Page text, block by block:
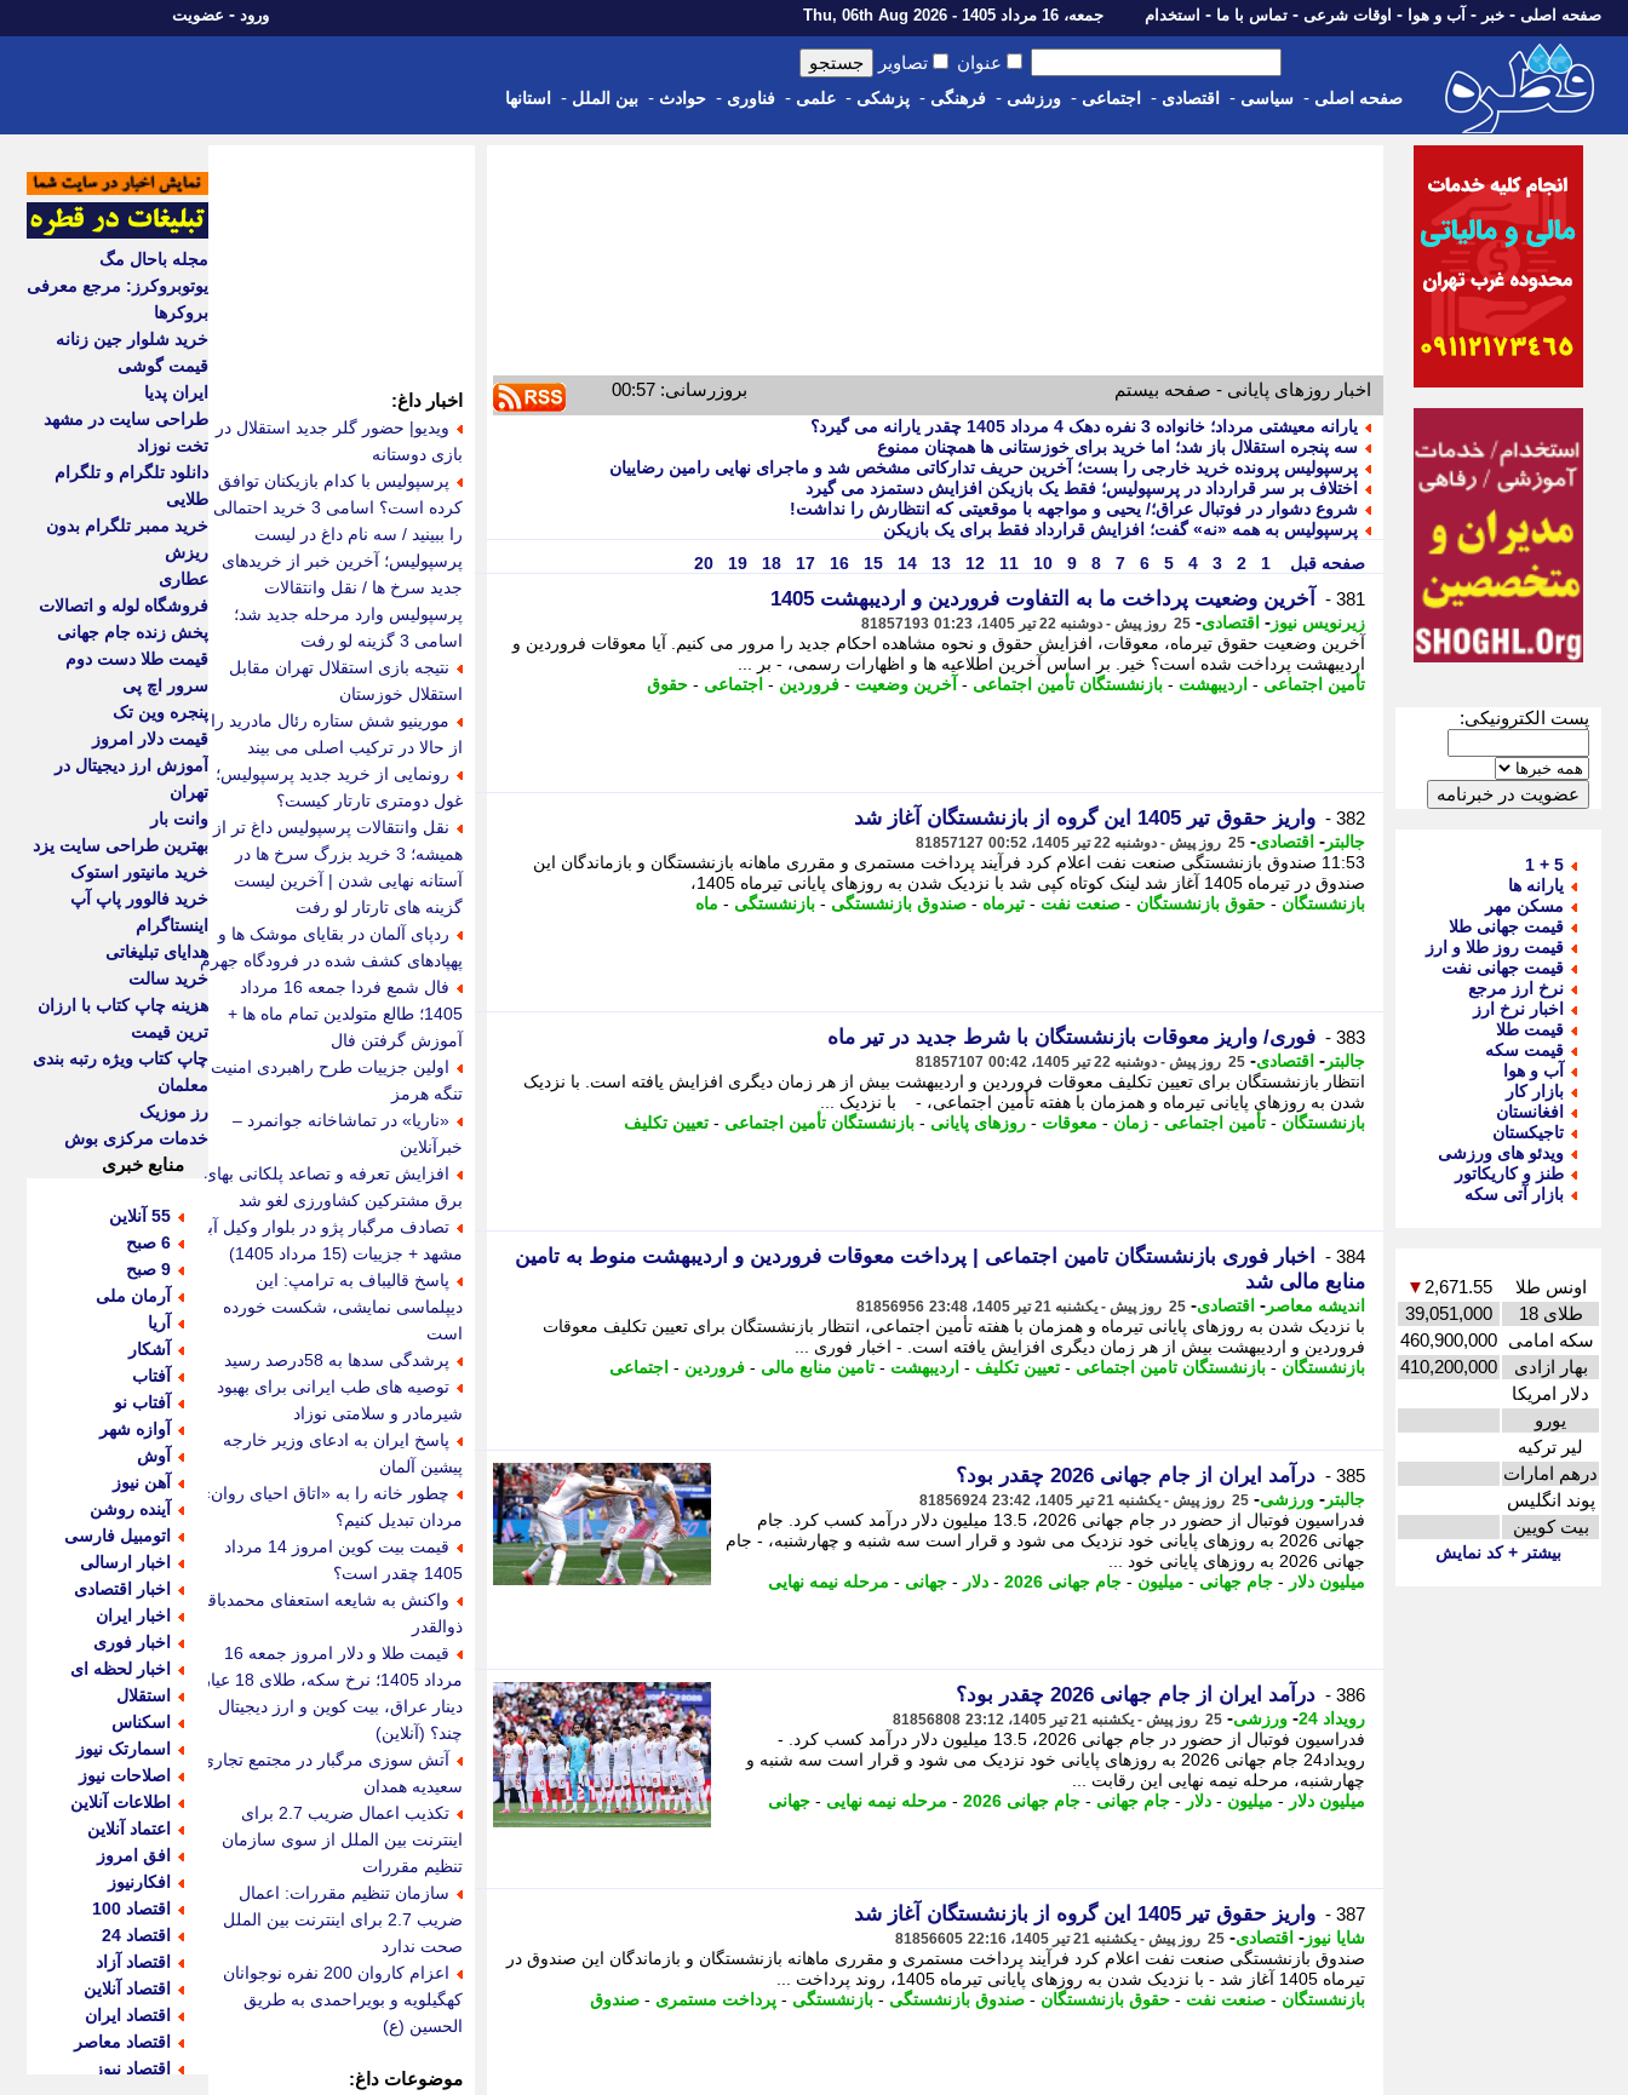
صفحه اصلی - خبر - آب و هوا - اوقات شرعی - تماس با ما - استخدام جمعه، 16 مرداد 1405 - Thu, 06th Aug 2026 ورود - عضویت
عنوان تصاویر
صفحه اصلی - سیاسی - اقتصادی - اجتماعی - ورزشی - فرهنگی - پزشکی - علمی - فناوری - حوادث - بین الملل - استانها
پست الکترونیکی:
5 + 1
یارانه ها
مسکن مهر
قیمت جهانی طلا
قیمت روز طلا و ارز
قیمت جهانی نفت
نرخ ارز مرجع
اخبار نرخ ارز
قیمت طلا
قیمت سکه
آب و هوا
بازار کار
افغانستان
تاجیکستان
ویدئو های ورزشی
طنز و کاریکاتور
بازار آتی سکه
اونس طلا 2,671.55
▼
طلای 18
39,051,000
سکه امامی 460,900,000
بهار ازادی
410,200,000
دلار امریکا
یورو
لیر ترکیه
درهم امارات
پوند انگلیس
بیت کویین
بیشتر + کد نمایش
اخبار روزهای پایانی - صفحه بیستم بروزرسانی: 00:57
یارانه معیشتی مرداد؛ خانواده 3 نفره دهک 4 مرداد 1405 چقدر یارانه می گیرد؟
سه پنجره استقلال باز شد؛ اما خرید برای خوزستانی ها همچنان ممنوع
پرسپولیس پرونده خرید خارجی را بست؛ آخرین حریف تدارکاتی مشخص شد و ماجرای نهایی رامین رضاییان
اختلاف بر سر قرارداد در پرسپولیس؛ فقط یک بازیکن افزایش دستمزد می گیرد
شروع دشوار در فوتبال عراق؛/ یحیی و مواجهه با موقعیتی که انتظارش را نداشت!
پرسپولیس به همه «نه» گفت؛ افزایش قرارداد فقط برای یک بازیکن
صفحه قبل
1
2
3
4
5
6
7
8
9
10
11
12
13
14
15
16
17
18
19
20
381 - آخرین وضعیت پرداخت ما به التفاوت فروردین و اردیبهشت 1405
زیرنویس نیوز - اقتصادی- 25 روز پیش - دوشنبه 22 تیر 1405، 01:23 81857193
آخرین وضعیت حقوق تیرماه، معوقات، افزایش حقوق و نحوه مشاهده احکام جدید را مرور می کنیم. آیا معوقات فروردین و
اردیبهشت پرداخت شده است؟ خیر. بر اساس آخرین اطلاعیه ها و اظهارات رسمی، - بر ...
تأمین اجتماعی - اردیبهشت - بازنشستگان تأمین اجتماعی - آخرین وضعیت - فروردین - اجتماعی - حقوق
382 - واریز حقوق تیر 1405 این گروه از بازنشستگان آغاز شد
جالبتر - اقتصادی- 25 روز پیش - دوشنبه 22 تیر 1405، 00:52 81857127
11:53 صندوق بازنشستگی صنعت نفت اعلام کرد فرآیند پرداخت مستمری و مقرری ماهانه بازنشستگان و بازماندگان این
صندوق در تیرماه 1405 آغاز شد لینک کوتاه کپی شد با نزدیک شدن به روزهای پایانی تیرماه 1405،
بازنشستگان - حقوق بازنشستگان - صنعت نفت - تیرماه - صندوق بازنشستگی - بازنشستگی - ماه
383 - فوری/ واریز معوقات بازنشستگان با شرط جدید در تیر ماه
جالبتر - اقتصادی- 25 روز پیش - دوشنبه 22 تیر 1405، 00:42 81857107
انتظار بازنشستگان برای تعیین تکلیف معوقات فروردین و اردیبهشت بیش از هر زمان دیگری افزایش یافته است. با نزدیک
شدن به روزهای پایانی تیرماه و همزمان با هفته تأمین اجتماعی، - با نزدیک ...
بازنشستگان - تأمین اجتماعی - زمان - معوقات - روزهای پایانی - بازنشستگان تأمین اجتماعی - تعیین تکلیف
384 -
اخبار فوری بازنشستگان تامین اجتماعی | پرداخت معوقات فروردین و اردیبهشت منوط به تامین
منابع مالی شد
اندیشه معاصر - اقتصادی- 25 روز پیش - یکشنبه 21 تیر 1405، 23:48 81856956
با نزدیک شدن به روزهای پایانی تیرماه و همزمان با هفته تأمین اجتماعی، انتظار بازنشستگان برای تعیین تکلیف معوقات
فروردین و اردیبهشت بیش از هر زمان دیگری افزایش یافته است. - اخبار فوری ...
بازنشستگان - بازنشستگان تامین اجتماعی - تعیین تکلیف - اردیبهشت - تامین منابع مالی - فروردین - اجتماعی
385 - درآمد ایران از جام جهانی 2026 چقدر بود؟
جالبتر - ورزشی- 25 روز پیش - یکشنبه 21 تیر 1405، 23:42 81856924
فدراسیون فوتبال از حضور در جام جهانی 2026، 13.5 میلیون دلار درآمد کسب کرد. جام
جهانی 2026 به روزهای پایانی خود نزدیک می شود و قرار است سه شنبه و چهارشنبه، - جام
جهانی 2026 به روزهای پایانی خود ...
میلیون دلار - جام جهانی - میلیون - جام جهانی 2026 - دلار - جهانی - مرحله نیمه نهایی
386 - درآمد ایران از جام جهانی 2026 چقدر بود؟
رویداد 24 - ورزشی- 25 روز پیش - یکشنبه 21 تیر 1405، 23:12 81856808
فدراسیون فوتبال از حضور در جام جهانی 2026، 13.5 میلیون دلار درآمد کسب کرد. -
رویداد24 جام جهانی 2026 به روزهای پایانی خود نزدیک می شود و قرار است سه شنبه و
چهارشنبه، مرحله نیمه نهایی این رقابت ...
میلیون دلار - میلیون - دلار - جام جهانی - جام جهانی 2026 - مرحله نیمه نهایی - جهانی
387 - واریز حقوق تیر 1405 این گروه از بازنشستگان آغاز شد
شایا نیوز - اقتصادی- 25 روز پیش - یکشنبه 21 تیر 1405، 22:16 81856605
صندوق بازنشستگی صنعت نفت اعلام کرد فرآیند پرداخت مستمری و مقرری ماهانه بازنشستگان و بازماندگان این صندوق در
تیرماه 1405 آغاز شد - با نزدیک شدن به روزهای پایانی تیرماه 1405، روند پرداخت ...
بازنشستگان - صنعت نفت - حقوق بازنشستگان - صندوق بازنشستگی - بازنشستگی - پرداخت مستمری - صندوق
اخبار داغ:
ویدیو| حضور گلر جدید استقلال در
بازی دوستانه
پرسپولیس با کدام بازیکنان توافق
کرده است؟ اسامی 3 خرید احتمالی
را ببینید / سه نام داغ در لیست
پرسپولیس؛ آخرین خبر از خریدهای
جدید سرخ ها / نقل وانتقالات
پرسپولیس وارد مرحله جدید شد؛
اسامی 3 گزینه لو رفت
نتیجه بازی استقلال تهران مقابل
استقلال خوزستان
مورینیو شش ستاره رئال مادرید را
از حالا در ترکیب اصلی می بیند
رونمایی از خرید جدید پرسپولیس؛
غول دومتری تارتار کیست؟
نقل وانتقالات پرسپولیس داغ تر از
همیشه؛ 3 خرید بزرگ سرخ ها در
آستانه نهایی شدن | آخرین لیست
گزینه های تارتار لو رفت
ردپای آلمان در بقایای موشک ها و
پهپادهای کشف شده در فرودگاه جهرم
فال شمع فردا جمعه 16 مرداد
1405؛ طالع متولدین تمام ماه ها +
آموزش گرفتن فال
اولین جزییات طرح راهبردی امنیت
تنگه هرمز
«ناریا» در تماشاخانه جوانمرد –
خبرآنلاین
افزایش تعرفه و تصاعد پلکانی بهای
برق مشترکین کشاورزی لغو شد
تصادف مرگبار پژو در بلوار وکیل آباد
مشهد + جزییات (15 مرداد 1405)
پاسخ قالیباف به ترامپ: این
دیپلماسی نمایشی، شکست خورده
است
پرشدگی سدها به 58درصد رسید
توصیه های طب ایرانی برای بهبود
شیرمادر و سلامتی نوزاد
پاسخ ایران به ادعای وزیر خارجه
پیشین آلمان
چطور خانه را به «اتاق احیای روان»
مردان تبدیل کنیم؟
قیمت بیت کوین امروز 14 مرداد
1405 چقدر است؟
واکنش به شایعه استعفای محمدباقر
ذوالقدر
قیمت طلا و دلار امروز جمعه 16
مرداد 1405؛ نرخ سکه، طلای 18 عیار،
دینار عراق، بیت کوین و ارز دیجیتال
چند؟ (آنلاین)
آتش سوزی مرگبار در مجتمع تجاری
سعیدیه همدان
تکذیب اعمال ضریب 2.7 برای
اینترنت بین الملل از سوی سازمان
تنظیم مقررات
سازمان تنظیم مقررات: اعمال
ضریب 2.7 برای اینترنت بین الملل
صحت ندارد
اعزام کاروان 200 نفره نوجوانان
کهگیلویه و بویراحمدی به طریق
الحسین (ع)
موضوعات داغ:
مجله باحال مگ
یوتوبروکرز: مرجع معرفی
بروکرها
خرید شلوار جین زنانه
قیمت گوشی
ایران پدیا
طراحی سایت در مشهد
تخت نوزاد
دانلود تلگرام و تلگرام
طلایی
خرید ممبر تلگرام بدون
ریزش
عطاری
فروشگاه لوله و اتصالات
پخش زنده جام جهانی
قیمت طلا دست دوم
سرور اچ پی
پنجره وین تک
قیمت دلار امروز
آموزش ارز دیجیتال در
تهران
وانت بار
بهترین طراحی سایت یزد
خرید مانیتور استوک
خرید فالوور پاپ آپ
اینستاگرام
هدایای تبلیغاتی
خرید سالت
هزینه چاپ کتاب با ارزان
ترین قیمت
چاپ کتاب ویژه رتبه بندی
معلمان
رز موزیک
خدمات مرکزی بوش
منابع خبری
55 آنلاین
6 صبح
9 صبح
آرمان ملی
آریا
آشکار
آفتاب
آفتاب نو
آوازه شهر
آوش
آهن نیوز
آینده روشن
اتومبیل فارسی
اخبار ارسالی
اخبار اقتصادی
اخبار ایران
اخبار فوری
اخبار لحظه ای
استقلال
اسکناس
اسمارتک نیوز
اصلاحات نیوز
اطلاعات آنلاین
اعتماد آنلاین
افق امروز
افکارنیوز
اقتصاد 100
اقتصاد 24
اقتصاد آزاد
اقتصاد آنلاین
اقتصاد ایران
اقتصاد معاصر
اقتصاد نیوز